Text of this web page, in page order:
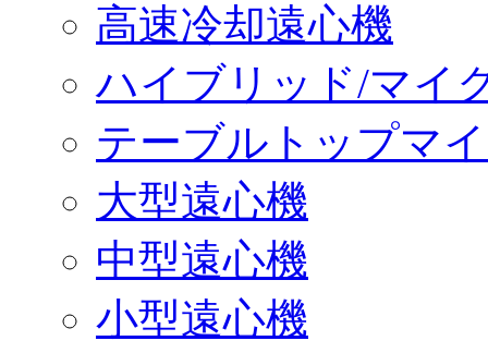
高速冷却遠心機
ハイブリッド/マイ
テーブルトップマ
大型遠心機
中型遠心機
小型遠心機